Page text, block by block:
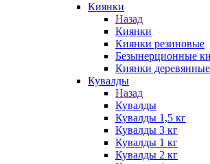
Киянки
Назад
Киянки
Киянки резиновые
Безынерционные
Киянки деревянные
Кувалды
Назад
Кувалды
Кувалды 1,5 кг
Кувалды 3 кг
Кувалды 1 кг
Кувалды 2 кг